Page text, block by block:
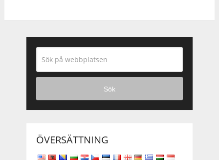
Sök
ÖVERSÄTTNING